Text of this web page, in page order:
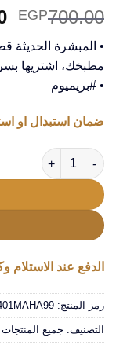
EGP700.00
• المبشرة
مطبخك، اشتريها
• #بريميوم
ضمان استبدال او استرجاع خلال 14
كمية المبشرة الحديثة
الدفع عند الاستلام
رمز المنتج:
التصنيف: جميع المنتجات